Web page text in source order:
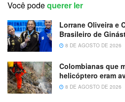
Você podequerer ler
Lorrane Oliveira e
Brasileiro de
8 DE AGOSTO DE 2026
Colombianas que
helicóptero eram
8 DE AGOSTO DE 2026